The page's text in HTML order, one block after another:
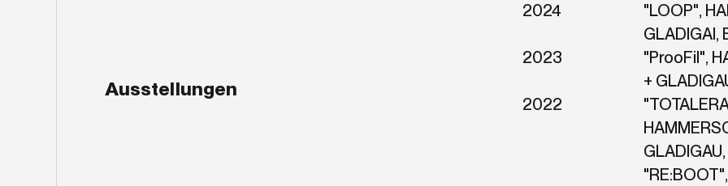
Ausstellungen
2024
"LOOP",
GLADIGAI,
2023
"ProoFil",
+
2022
"RE:BOOT",